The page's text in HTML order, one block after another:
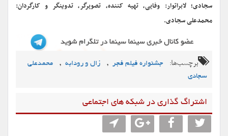
سجادی؛ لابراتوار: وفایی، تهیه کننده، تصویرگر، تدوینگر و کارگردان:
محمدعلی سجادی.
برچسب‌ها: جشنواره فیلم فجر , زال و رودابه ,
محمدعلی
سجادی
اشتراگ گذاری در شبکه های اجتماعی